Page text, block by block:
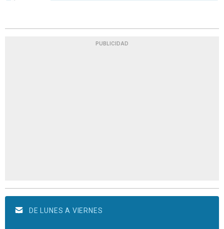
PUBLICIDAD
DE LUNES A VIERNES